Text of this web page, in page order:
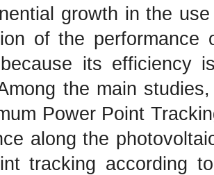
growth in the
of the
its efficiency
the main
Power Point
along the
tracking according